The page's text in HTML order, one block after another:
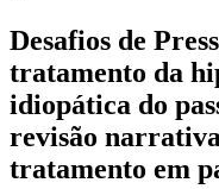
Desafios de
tratamento da
idiopática do
revisão narrativa
tratamento em